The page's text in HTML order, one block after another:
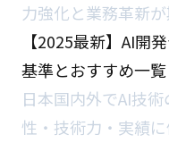
力強化と業務革新が
【2025最新】AI開
基準とおすすめ一覧
日本国内外でAI技
性・技術力・実績